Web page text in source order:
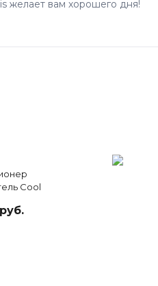
желает вам хорошего дня!
Cool